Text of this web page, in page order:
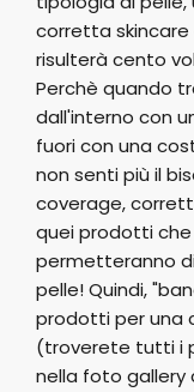
corretta skincare
risulterà cento
Perchè quando
dall'interno con
fuori con una
non senti più il
coverage,
quei prodotti
permetteranno
pelle! Quindi,
prodotti per una
(troverete tutti i
nella foto gallery